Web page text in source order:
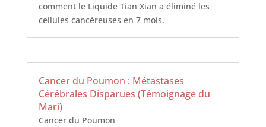
comment le Liquide Tian Xian a éliminé les
cellules cancéreuses en 7 mois.
Cancer du Poumon : Métastases
Cérébrales Disparues (Témoignage du
Mari)
Cancer du Poumon